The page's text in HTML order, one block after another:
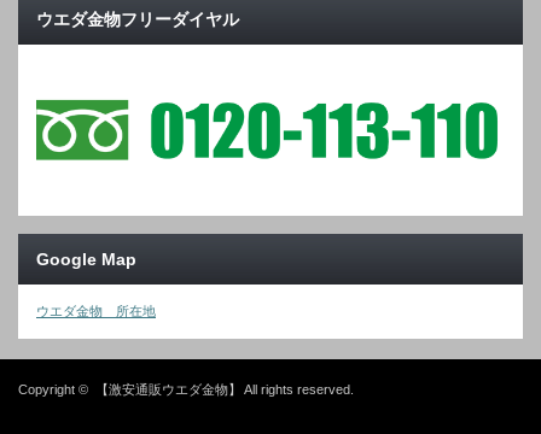
ウエダ金物フリーダイヤル
Google Map
ウエダ金物 所在地
Copyright © 【激安通販ウエダ金物】 All rights reserved.